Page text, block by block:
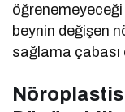
beynin değişen
sağlama